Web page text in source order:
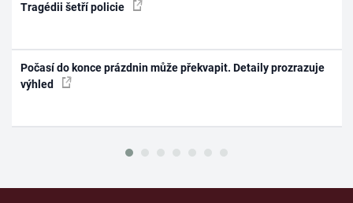
Tragédii šetří policie
Počasí do konce prázdnin může překvapit. Detaily prozrazuje
výhled